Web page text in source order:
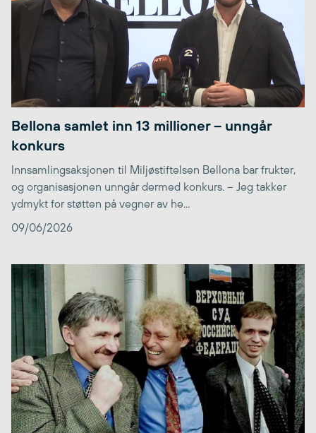
Bellona samlet inn 13 millioner – unngår
konkurs
Innsamlingsaksjonen til Miljøstiftelsen Bellona bar frukter,
og organisasjonen unngår dermed konkurs. – Jeg takker
ydmykt for støtten på vegner av he...
09/06/2026